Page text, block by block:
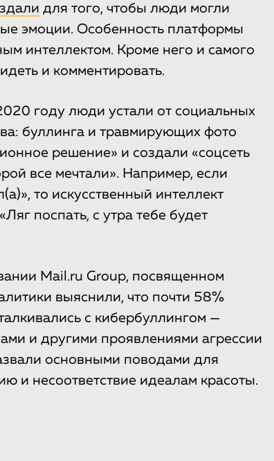
для того, чтобы люди могли
эмоции. Особенность платформы
интеллектом. Кроме него и самого
и комментировать.
году люди устали от социальных
буллинга и травмирующих фото
решение» и создали «соцсеть
все мечтали». Например, если
то искусственный интеллект
поспать, с утра тебе будет
Mail.ru Group, посвященном
выяснили, что почти 58%
с кибербуллингом —
и другими проявлениями агрессии
основными поводами для
и несоответствие идеалам красоты.